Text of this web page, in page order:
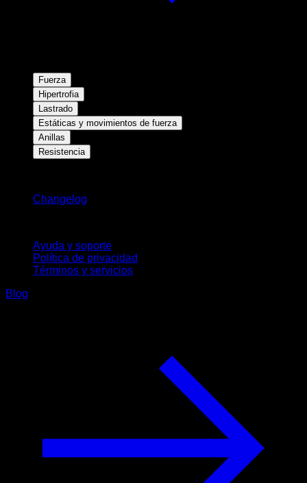
Fuerza
Hipertrofia
Lastrado
Estáticas y movimientos de fuerza
Anillas
Resistencia
Changelog
Ayuda y soporte
Política de privacidad
Términos y servicios
Blog